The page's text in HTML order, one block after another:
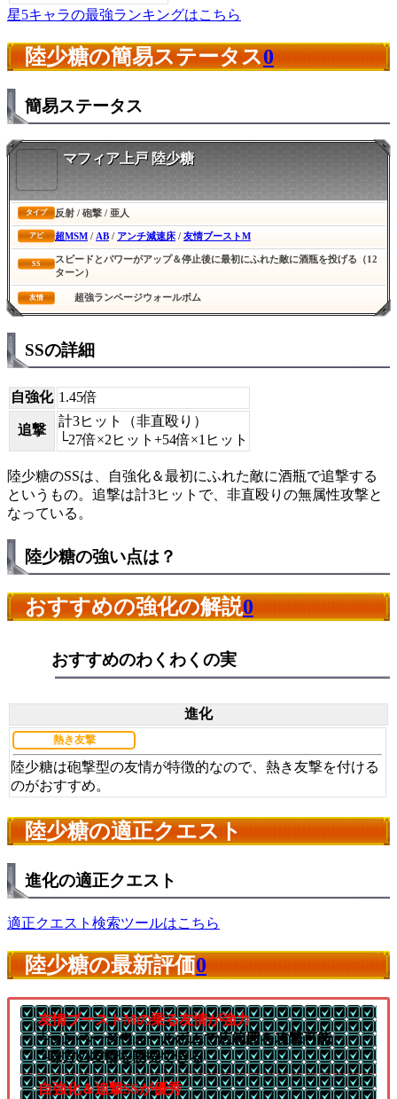
星5キャラの最強ランキングはこちら
陸少糖の簡易ステータス0
簡易ステータス
マフィア上戸 陸少糖
タイプ 反射 / 砲撃 / 亜人
アビ 超MSM / AB / アンチ減速床 / 友情ブーストM
SS
スピードとパワーがアップ＆停止後に最初にふれた敵に酒瓶を投げる（12
ターン）
友情 超強ランページウォールボム
SSの詳細
自強化 1.45倍
追撃
計3ヒット（非直殴り）
└27倍×2ヒット+54倍×1ヒット
陸少糖のSSは、自強化＆最初にふれた敵に酒瓶で追撃する
というもの。追撃は計3ヒットで、非直殴りの無属性攻撃と
なっている。
陸少糖の強い点は？
おすすめの強化の解説0
おすすめのわくわくの実
進化
熱き友撃
陸少糖は砲撃型の友情が特徴的なので、熱き友撃を付ける
のがおすすめ。
陸少糖の適正クエスト
進化の適正クエスト
適正クエスト検索ツールはこちら
陸少糖の最新評価0
友情ブーストMの乗る友情が強力
└ランページウォールボムで広範囲を攻撃可能
└味方の友情を誘発できる
自強化＆追撃SSが優秀